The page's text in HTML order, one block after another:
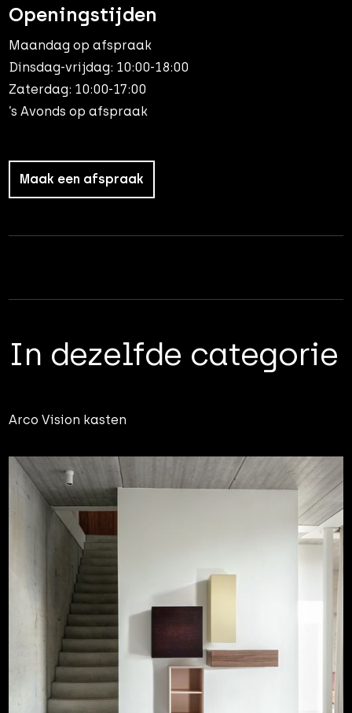
Openingstijden
Maandag op afspraak
Dinsdag-vrijdag: 10:00-18:00
Zaterdag: 10:00-17:00
’s Avonds op afspraak
Maak een afspraak
In dezelfde categorie
Arco Vision kasten